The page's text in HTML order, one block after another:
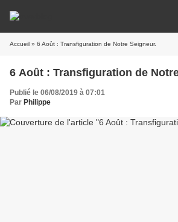
Accueil » 6 Août : Transfiguration de Notre Seigneur.
6 Août : Transfiguration de
Publié le 06/08/2019 à 07:01
Par Philippe